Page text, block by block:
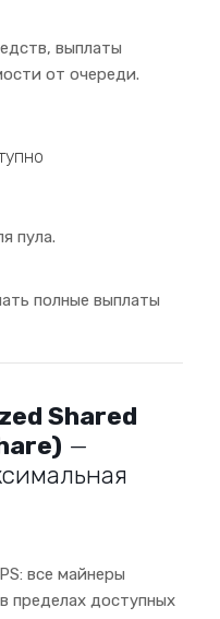
выплаты
от очереди.
пула.
полные выплаты
Shared
—
все майнеры
пределах доступных